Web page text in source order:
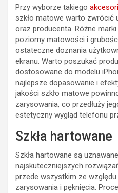
Przy wyborze takiego
szkło matowe warto zwrócić
oraz producenta. Różne
poziomy matowości i
ostateczne doznania
ekranu. Warto poszukać
dostosowane do modelu
najlepsze dopasowanie i
jakości szkło matowe
zarysowania, co przedłuży
estetyczny wygląd telefonu
Szkła hartowane
Szkła hartowane są
najskuteczniejszych
przede wszystkim ze
zarysowania i pęknięcia.